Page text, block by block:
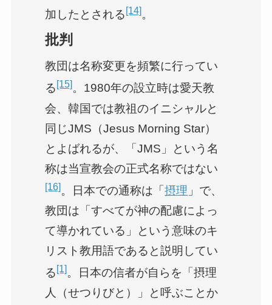
加したとされる [14] 。
批判
教団は名称変更を頻繁に行ってい
る [15] 。1980年の設立時は愛天教
会、韓国では教祖のイニシャルと
同じJMS（Jesus Morning Star）
とよばれるが、「JMS」という名
称は当宣教会の正式名称ではない
[16] 。日本での通称は「摂理 」で、
教団は「すべてが神の配慮によっ
て導かれている」という意味のキ
リスト教用語であると説明してい
る [1] 。日本の信者が自らを「摂理
人（せつりびと）」と呼ぶことか